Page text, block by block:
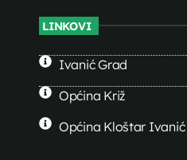
LINKOVI
Ivanić Grad
Općina Križ
Općina Kloštar Ivanić